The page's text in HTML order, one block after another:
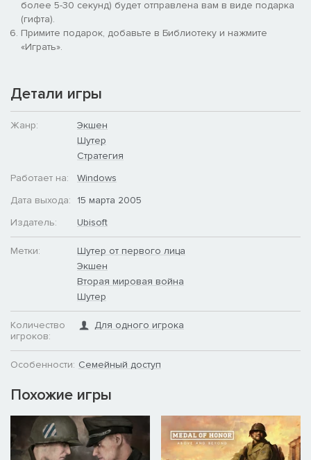
более 5-30 секунд) будет отправлена вам в виде подарка
(гифта).
Примите подарок, добавьте в Библиотеку и нажмите
«Играть».
Детали игры
Жанр:
Экшен
Шутер
Стратегия
Работает на:
Windows
Дата выхода:
15 марта 2005
Издатель:
Ubisoft
Метки:
Шутер от первого лица
Экшен
Вторая мировая война
Шутер
Количество
игроков:
Для одного игрока
Особенности: Семейный доступ
Похожие игры